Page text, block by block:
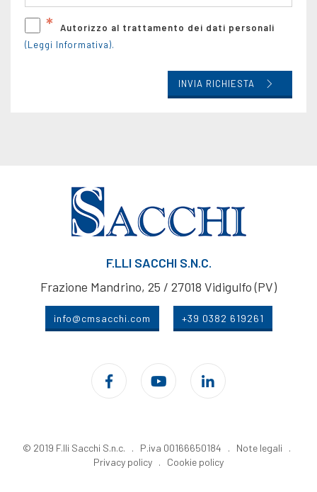
*
Autorizzo al trattamento dei dati personali
(Leggi Informativa).
INVIA RICHIESTA
F.LLI SACCHI S.N.C.
Frazione Mandrino, 25 / 27018 Vidigulfo (PV)
info@cmsacchi.com +39 0382 619261
© 2019 F.lli Sacchi S.n.c. . P.iva 00166650184 . Note legali .
Privacy policy . Cookie policy